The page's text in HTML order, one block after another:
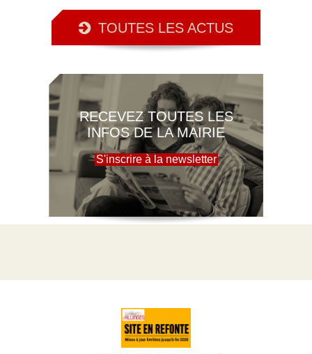
TOUTES LES ACTUS
RECEVEZ TOUTES LES
INFOS DE LA MAIRIE
S'inscrire à la newsletter